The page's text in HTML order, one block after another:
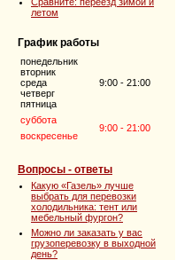
летом
График работы
понедельник
вторник
среда
четверг
пятница
9:00 - 21:00
суббота
9:00 - 21:00
воскресенье
Вопросы - ответы
Какую «Газель» лучше
выбрать для перевозки
холодильника: тент или
мебельный фургон?
Можно ли заказать у вас
грузоперевозку в выходной
день?